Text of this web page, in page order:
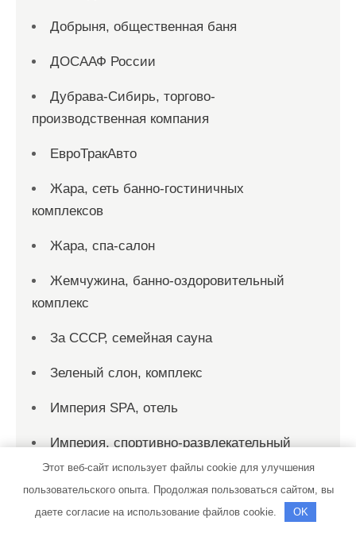
Добрыня, общественная баня
ДОСААФ России
Дубрава-Сибирь, торгово-
производственная компания
ЕвроТракАвто
Жара, сеть банно-гостиничных
комплексов
Жара, спа-салон
Жемчужина, банно-оздоровительный
комплекс
За СССР, семейная сауна
Зеленый слон, комплекс
Империя SPA, отель
Империя, спортивно-развлекательный
комплекс
Этот веб-сайт использует файлы cookie для улучшения
пользовательского опыта. Продолжая пользоваться сайтом, вы
даете согласие на использование файлов cookie.
OK